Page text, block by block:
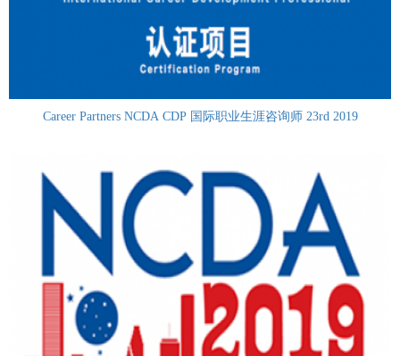
Career Partners NCDA CDP 国际职业生涯咨询师 23rd 2019